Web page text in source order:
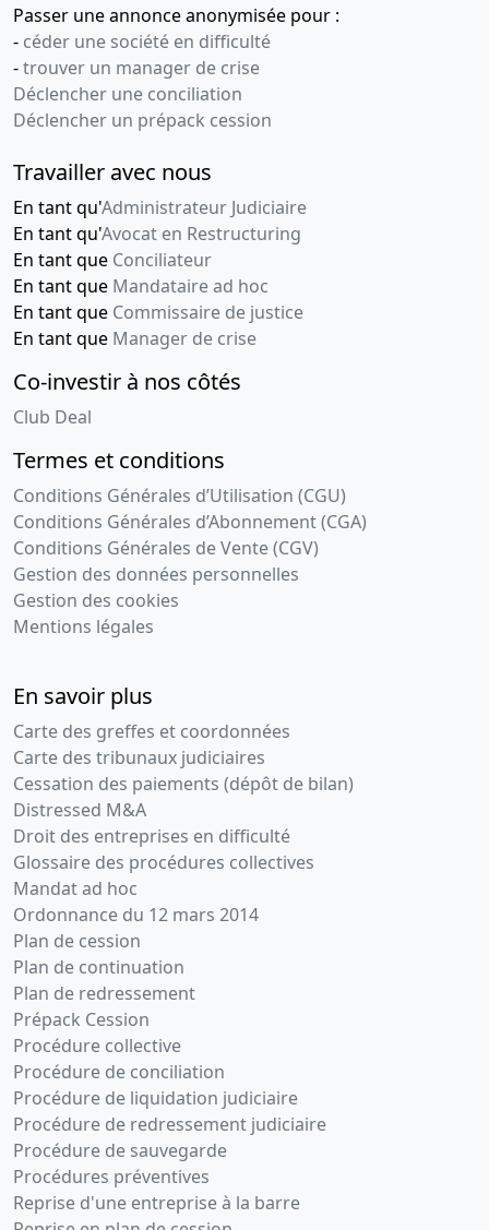
Passer une annonce anonymisée pour :
- céder une société en difficulté
-trouver un manager de crise
Déclencher une conciliation
Déclencher un prépack cession
Travailler avec nous
En tant qu'Administrateur Judiciaire
En tant qu'Avocat en Restructuring
En tant que Conciliateur
En tant que Mandataire ad hoc
En tant que Commissaire de justice
En tant que Manager de crise
Co-investir à nos côtés
Club Deal
Termes et conditions
Conditions Générales d’Utilisation (CGU)
Conditions Générales d’Abonnement (CGA)
Conditions Générales de Vente (CGV)
Gestion des données personnelles
Gestion des cookies
Mentions légales
En savoir plus
Carte des greffes et coordonnées
Carte des tribunaux judiciaires
Cessation des paiements (dépôt de bilan)
Distressed M&A
Droit des entreprises en difficulté
Glossaire des procédures collectives
Mandat ad hoc
Ordonnance du 12 mars 2014
Plan de cession
Plan de continuation
Plan de redressement
Prépack Cession
Procédure collective
Procédure de conciliation
Procédure de liquidation judiciaire
Procédure de redressement judiciaire
Procédure de sauvegarde
Procédures préventives
Reprise d'une entreprise à la barre